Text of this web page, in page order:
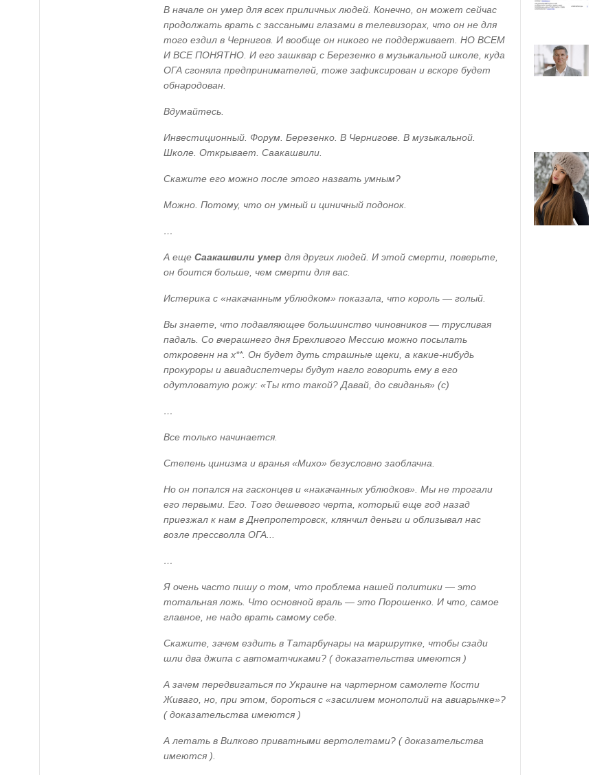
В начале он умер для всех приличных людей. Конечно, он может сейчас
продолжать врать с зассаными глазами в телевизорах, что он не для
того ездил в Чернигов. И вообще он никого не поддерживает. НО ВСЕМ
И ВСЕ ПОНЯТНО. И его зашквар с Березенко в музыкальной школе, куда
ОГА сгоняла предпринимателей, тоже зафиксирован и вскоре будет
обнародован.
Вдумайтесь.
Инвестиционный. Форум. Березенко. В Чернигове. В музыкальной.
Школе. Открывает. Саакашвили.
Скажите его можно после этого назвать умным?
Можно. Потому, что он умный и циничный подонок.
…
А еще Саакашвили умер для других людей. И этой смерти, поверьте,
он боится больше, чем смерти для вас.
Истерика с «накачанным ублюдком» показала, что король — голый.
Вы знаете, что подавляющее большинство чиновников — трусливая
падаль. Со вчерашнего дня Брехливого Мессию можно посылать
откровенн на х**. Он будет дуть страшные щеки, а какие-нибудь
прокуроры и авиадиспетчеры будут нагло говорить ему в его
одутловатую рожу: «Ты кто такой? Давай, до свиданья» (с)
…
Все только начинается.
Степень цинизма и вранья «Михо» безусловно заоблачна.
Но он попался на гасконцев и «накачанных ублюдков». Мы не трогали
его первыми. Его. Того дешевого черта, который еще год назад
приезжал к нам в Днепропетровск, клянчил деньги и облизывал нас
возле прессволла ОГА...
…
Я очень часто пишу о том, что проблема нашей политики — это
тотальная ложь. Что основной враль — это Порошенко. И что, самое
главное, не надо врать самому себе.
Скажите, зачем ездить в Татарбунары на маршрутке, чтобы сзади
шли два джипа с автоматчиками? ( доказательства имеются )
А зачем передвигаться по Украине на чартерном самолете Кости
Живаго, но, при этом, бороться с «засилием монополий на авиарынке»?
( доказательства имеются )
А летать в Вилково приватными вертолетами? ( доказательства
имеются ).